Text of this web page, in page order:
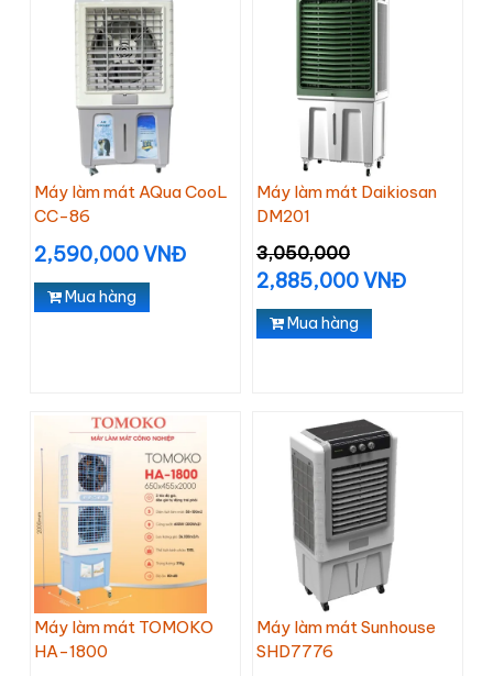
Máy làm mát AQua CooL
CC-86
2,590,000 VNĐ
Mua hàng
Máy làm mát Daikiosan
DM201
3,050,000
2,885,000 VNĐ
Mua hàng
Máy làm mát TOMOKO
HA-1800
Máy làm mát Sunhouse
SHD7776